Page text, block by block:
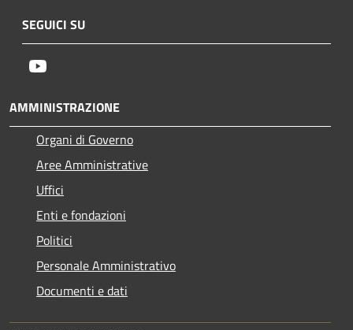
SEGUICI SU
AMMINISTRAZIONE
Organi di Governo
Aree Amministrative
Uffici
Enti e fondazioni
Politici
Personale Amministrativo
Documenti e dati